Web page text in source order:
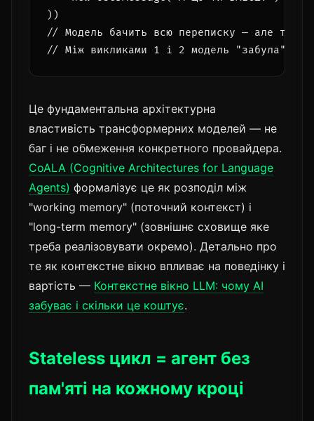
))
// Модель бачить всю переписку — але
Це фундаментальна архітектурна
властивість трансформерних моделей — не
баг і не обмеження конкретного провайдера.
CoALA (Cognitive Architectures for Language
Agents) формалізує це як розподіл між
"working memory" (поточний контекст) і
"long-term memory" (зовнішнє сховище яке
треба реалізовувати окремо). Детально про
те як контекстне вікно впливає на поведінку і
вартість — Контекстне вікно LLM: чому AI
забуває і скільки це коштує.
Stateless цикл = агент без
пам'яті на кожному кроці